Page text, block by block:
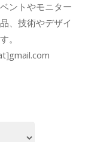
ントやモニター
、技術やデザイ
。